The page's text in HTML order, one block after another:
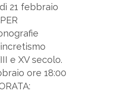
21 febbraio
e XV secolo.
ore 18:00